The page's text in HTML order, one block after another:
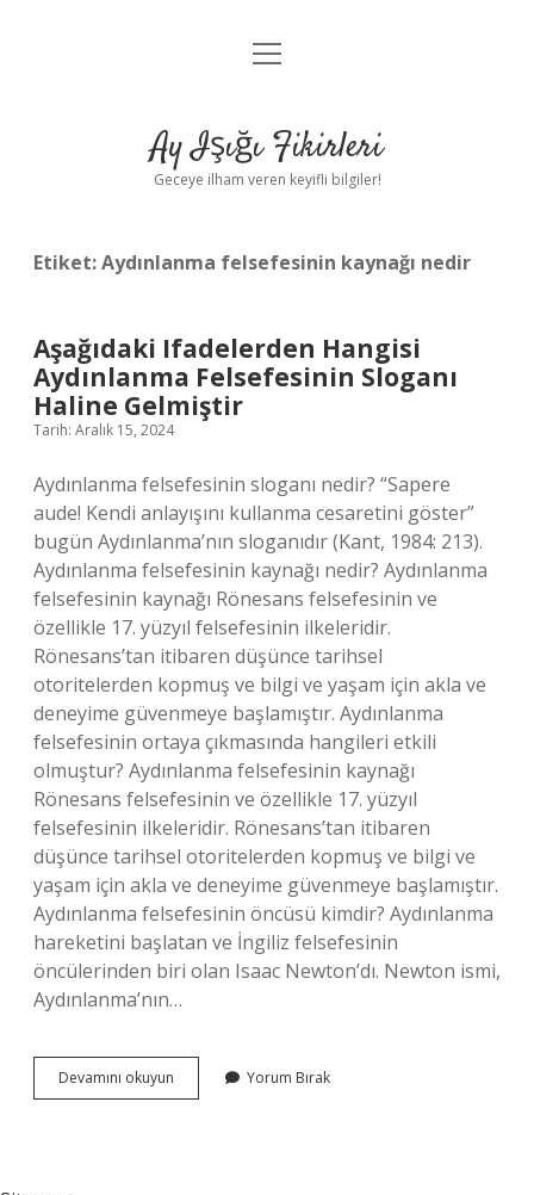
Anasayfa
Yasal Uyarı
menüyü
Ay Işığı Fikirleri
Geceye ilham veren keyifli bilgiler!
Etiket:Aydınlanma felsefesinin kaynağı nedir
Aşağıdaki Ifadelerden Hangisi
Aydınlanma Felsefesinin Sloganı
Haline Gelmiştir
Tarih: Aralık 15, 2024
Aydınlanma felsefesinin sloganı nedir? “Sapere
aude! Kendi anlayışını kullanma cesaretini göster”
bugün Aydınlanma’nın sloganıdır (Kant, 1984: 213).
Aydınlanma felsefesinin kaynağı nedir? Aydınlanma
felsefesinin kaynağı Rönesans felsefesinin ve
özellikle 17. yüzyıl felsefesinin ilkeleridir.
Rönesans’tan itibaren düşünce tarihsel
otoritelerden kopmuş ve bilgi ve yaşam için akla ve
deneyime güvenmeye başlamıştır. Aydınlanma
felsefesinin ortaya çıkmasında hangileri etkili
olmuştur? Aydınlanma felsefesinin kaynağı
Rönesans felsefesinin ve özellikle 17. yüzyıl
felsefesinin ilkeleridir. Rönesans’tan itibaren
düşünce tarihsel otoritelerden kopmuş ve bilgi ve
yaşam için akla ve deneyime güvenmeye başlamıştır.
Aydınlanma felsefesinin öncüsü kimdir? Aydınlanma
hareketini başlatan ve İngiliz felsefesinin
öncülerinden biri olan Isaac Newton’dı. Newton ismi,
Aydınlanma’nın…
Devamını okuyun Aşağıdaki
Ifadelerden
Yorum Bırak